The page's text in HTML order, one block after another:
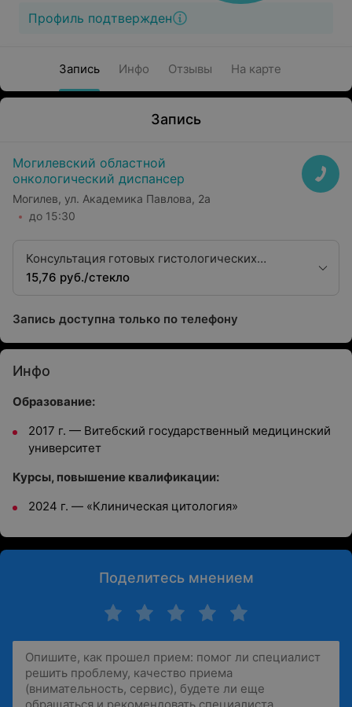
Профиль подтвержден
Запись Инфо Отзывы На карте
Запись
Могилевский областной
онкологический диспансер
Могилев, ул. Академика Павлова, 2а
до 15:30
Консультация готовых гистологических
препаратов
15,76 руб./стекло
Запись доступна только по телефону
Инфо
Образование:
2017 г. — Витебский государственный медицинский
университет
Курсы, повышение квалификации:
2024 г. — «Клиническая цитология»
Поделитесь мнением